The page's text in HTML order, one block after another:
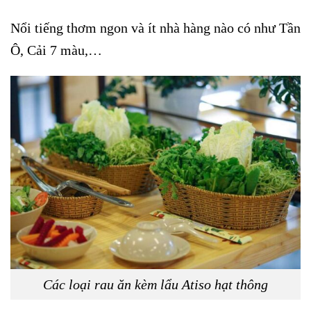
Nổi tiếng thơm ngon và ít nhà hàng nào có như Tần
Ô, Cải 7 màu,…
Các loại rau ăn kèm lẩu Atiso hạt thông